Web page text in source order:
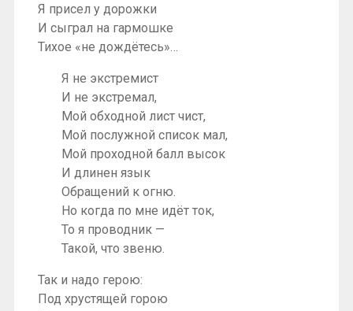
Я присел у дорожки
И сыграл на гармошке
Тихое «не дождётесь»…
Я не экстремист
И не экстремал,
Мой обходной лист чист,
Мой послужной список мал,
Мой проходной балл высок
И длинен язык
Обращений к огню.
Но когда по мне идёт ток,
То я проводник —
Такой, что звеню.
Так и надо герою:
Под хрустящей горою